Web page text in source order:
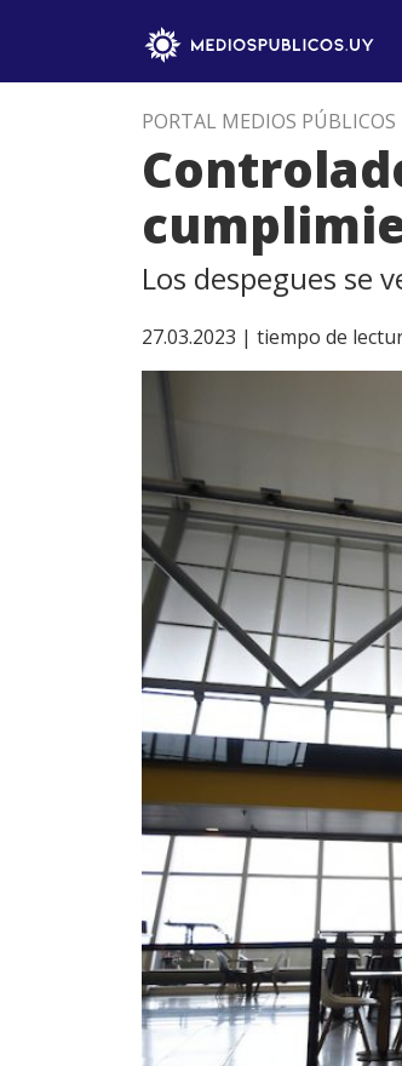
PORTAL MEDIOS PÚBLICOS
Los despegues se
27.03.2023 | tiempo de